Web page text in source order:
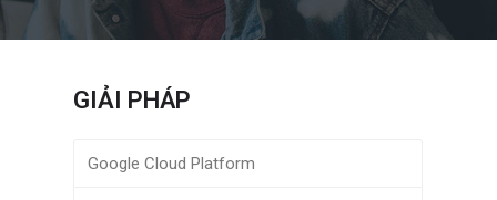
GIẢI PHÁP
Google Cloud Platform